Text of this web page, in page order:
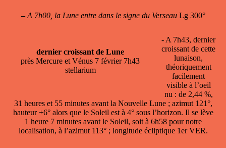
– A 7h00, la Lune entre dans le signe du VerseauLg 300°
dernier croissant de Lune
près Mercure et Vénus 7 février 7h43
stellarium
- A 7h43, dernier
croissant de cette
lunaison,
théoriquement
facilement
visible à l’oeil
nu : de 2,44 %,
31 heures et 55 minutes avant la Nouvelle Lune ; azimut 121°,
hauteur +6° alors que le Soleil est à 4° sous l’horizon. Il se lève
1 heure 7 minutes avant le Soleil, soit à 6h58 pour notre
localisation, à l’azimut 113° ; longitude écliptique 1er VER.